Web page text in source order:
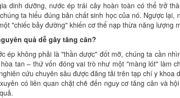
dinh dưỡng, nước ép trái cây hoàn toàn có thể trở
ta hiểu đúng bản chất sinh học của nó. Ngược
"chiếc bẫy đường" khiến cơ thể nạp thừa năng lượng
quả dễ gây tăng cân?
ép không phải là "thần dược" đốt mỡ, chúng ta cần
tan – thứ vốn đóng vai trò như một "màng lót" làm
cứu chuyên sâu được đăng tải trên tạp chí y
có liên quan chặt chẽ đến nguy cơ tăng cân và